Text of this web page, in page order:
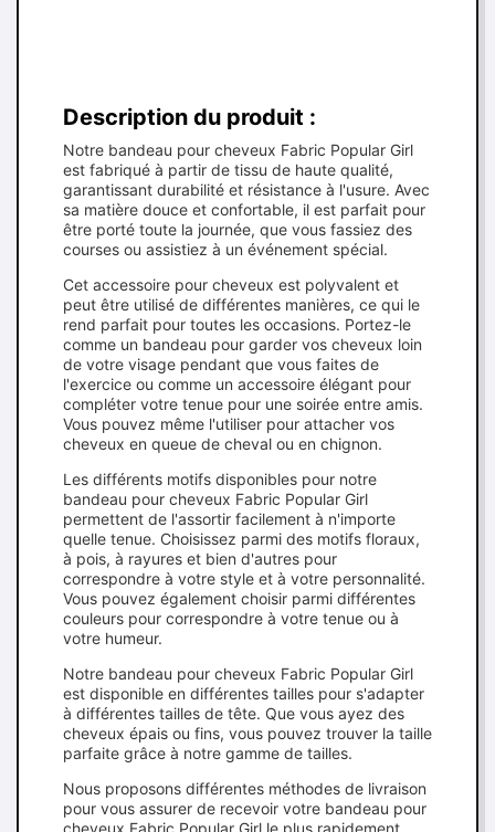
Description du produit :
Notre bandeau pour cheveux Fabric Popular Girl
est fabriqué à partir de tissu de haute qualité,
garantissant durabilité et résistance à l'usure. Avec
sa matière douce et confortable, il est parfait pour
être porté toute la journée, que vous fassiez des
courses ou assistiez à un événement spécial.
Cet accessoire pour cheveux est polyvalent et
peut être utilisé de différentes manières, ce qui le
rend parfait pour toutes les occasions. Portez-le
comme un bandeau pour garder vos cheveux loin
de votre visage pendant que vous faites de
l'exercice ou comme un accessoire élégant pour
compléter votre tenue pour une soirée entre amis.
Vous pouvez même l'utiliser pour attacher vos
cheveux en queue de cheval ou en chignon.
Les différents motifs disponibles pour notre
bandeau pour cheveux Fabric Popular Girl
permettent de l'assortir facilement à n'importe
quelle tenue. Choisissez parmi des motifs floraux,
à pois, à rayures et bien d'autres pour
correspondre à votre style et à votre personnalité.
Vous pouvez également choisir parmi différentes
couleurs pour correspondre à votre tenue ou à
votre humeur.
Notre bandeau pour cheveux Fabric Popular Girl
est disponible en différentes tailles pour s'adapter
à différentes tailles de tête. Que vous ayez des
cheveux épais ou fins, vous pouvez trouver la taille
parfaite grâce à notre gamme de tailles.
Nous proposons différentes méthodes de livraison
pour vous assurer de recevoir votre bandeau pour
cheveux Fabric Popular Girl le plus rapidement